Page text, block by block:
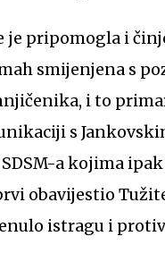
je pripomogla i
smijenjena s
i to
s
a kojima
obavijestio
istragu i protiv